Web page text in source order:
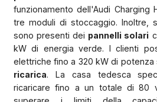
funzionamento dell'Audi Charging
tre moduli di stoccaggio. Inoltre,
sono presenti dei pannelli solari
kW di energia verde. I clienti
elettriche fino a 320 kW di potenza
ricarica. La casa tedesca
ricaricare fino a un totale di 80